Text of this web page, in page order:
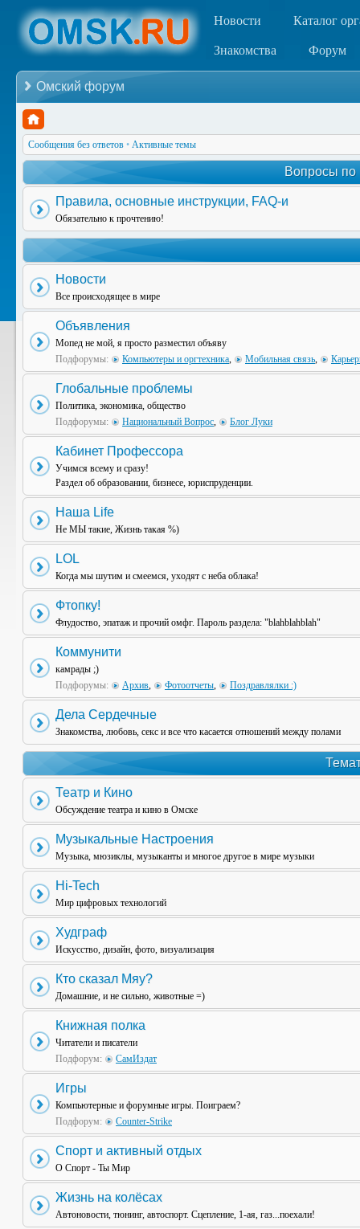
Новости Каталог
Знакомства Форум
Омский форум
Сообщения без ответов • Активные темы
Вопросы по
Правила, основные инструкции, FAQ-и
Обязательно к прочтению!
Новости
Все происходящее в мире
Объявления
Мопед не мой, я просто разместил объяву
Подфорумы:
Компьютеры и оргтехника, Мобильная связь,
Глобальные проблемы
Политика, экономика, общество
Подфорумы:
Национальный Вопрос, Блог Луки
Кабинет Профессора
Учимся всему и сразу!
Раздел об образовании, бизнесе, юриспруденции.
Наша Life
Не МЫ такие, Жизнь такая %)
LOL
Когда мы шутим и смеемся, уходят с неба облака!
Фтопку!
Флудоство, эпатаж и прочий омфг. Пароль раздела: "blahblahblah"
Коммунити
камрады ;)
Подфорумы:
Архив, Фотоотчеты, Поздравлялки :)
Дела Сердечные
Знакомства, любовь, секс и все что касается отношений между полами
Театр и Кино
Обсуждение театра и кино в Омске
Музыкальные Настроения
Музыка, мюзиклы, музыканты и многое другое в мире музыки
Hi-Tech
Мир цифровых технологий
Худграф
Искусство, дизайн, фото, визуализация
Кто сказал Мяу?
Домашние, и не сильно, животные =)
Книжная полка
Читатели и писатели
Подфорум:
СамИздат
Игры
Компьютерные и форумные игры. Поиграем?
Подфорум:
Counter-Strike
Спорт и активный отдых
О Спорт - Ты Мир
Жизнь на колёсах
Автоновости, тюнинг, автоспорт. Сцепление, 1-ая, газ...поехали!